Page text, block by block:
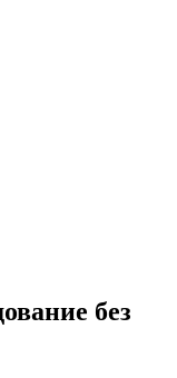
без